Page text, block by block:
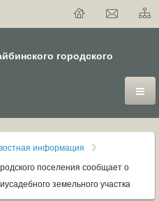
городского
информация
поселения сообщает о
земельного участка